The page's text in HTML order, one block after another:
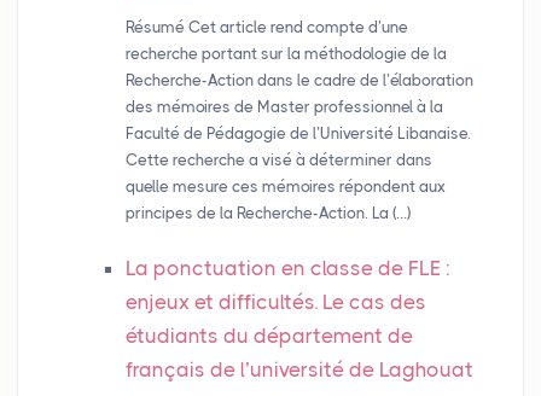
Résumé Cet article rend compte d’une
recherche portant sur la méthodologie de la
Recherche-Action dans le cadre de l’élaboration
des mémoires de Master professionnel à la
Faculté de Pédagogie de l’Université Libanaise.
Cette recherche a visé à déterminer dans
quelle mesure ces mémoires répondent aux
principes de la Recherche-Action. La (…)
La ponctuation en classe de FLE :
enjeux et difficultés. Le cas des
étudiants du département de
français de l’université de Laghouat